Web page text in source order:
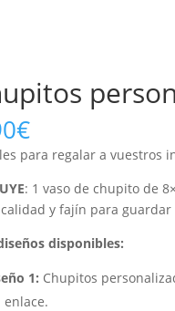
€
para regalar a vuestros
: 1 vaso de chupito de
y fajín para
disponibles:
1: Chupitos
enlace.